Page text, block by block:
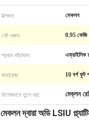
উত্পাদন: মেকলন
নেট ওজন: 0.95 কেজি
প্রধান কাঁচামাল: এক্রাইলিক
কভারেজ: 10 বর্গ ফুট
বিশেষভাবে তুলে ধরা: মেক্লন
মেকলন দ্বারা অডি LSIU